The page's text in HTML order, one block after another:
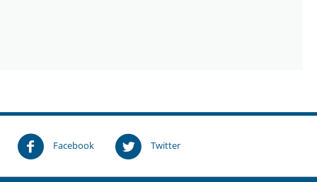
Facebook Twitter